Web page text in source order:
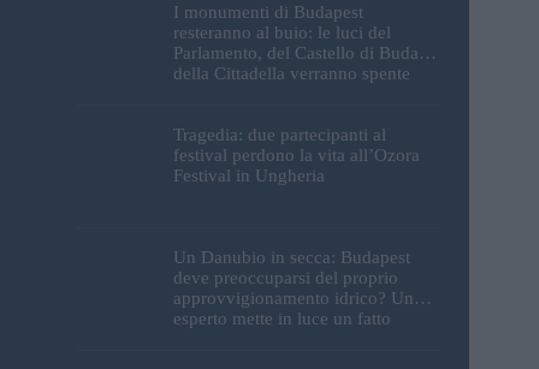
I monumenti di Budapest
resteranno al buio: le luci del
Parlamento, del Castello di Buda e
della Cittadella verranno spente
Tragedia: due partecipanti al
festival perdono la vita all’Ozora
Festival in Ungheria
Un Danubio in secca: Budapest
deve preoccuparsi del proprio
approvvigionamento idrico? Un
esperto mette in luce un fatto